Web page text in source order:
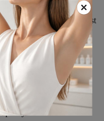
i
postawa ciała jest
zgryzu.
pawiowym pasjonatem
Flanders
oraz Akademii